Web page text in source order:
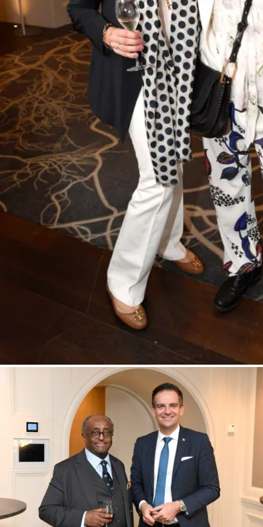
Prinz von Äthiopien / Vortrag und Diskussionsabend „Afrika und Europa
Schicksalsgemeinschaft im Umbruch“ vom Club europäischer
Mandarin Oriental / München / 27. Oktober 2022 / Bitte Fotovermerk:
Frank Rollitz
Petra Penzinger und Tanja Valerien – Glowacz / Vortrag und
Schicksalsgemeinschaft im Umbruch“ vom Club europäischer
Oriental / München / 27. Oktober 2022 / Bitte Fotovermerk: Agentur